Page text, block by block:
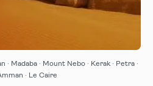
Afficher
· Madaba · Mount Nebo · Kerak · Petra ·
· Le Caire